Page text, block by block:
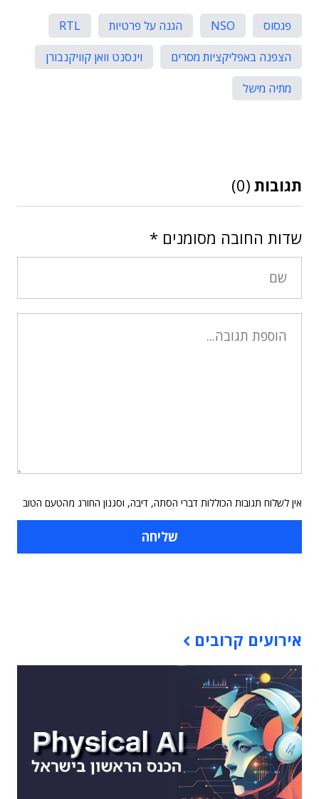
פגסוס NSO הגנה על פרטיות
RTL
הצפנה באפליקציות מסרים
וינסנט וואן קוויקנבורן
מתיה מישל
תגובות (0)
שדות החובה מסומנים *
אין לשלוח תגובות הכוללות דברי הסתה, דיבה, וסגנון החורג מהטעם הטוב
אירועים קרובים